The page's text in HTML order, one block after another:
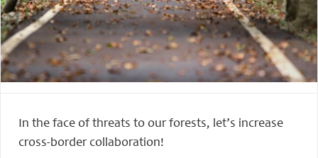
In the face of threats to our forests, let’s increase
cross-border collaboration!